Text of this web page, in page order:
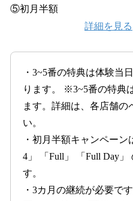
⑤初月半額
詳細を見る
・3~5番の特典は体験当
ります。 ※3~5番の特典
ます。詳細は、各店舗の
い。
・初月半額キャンペーン
4」 「Full」 「Full Day」
す。
・3カ月の継続が必要で